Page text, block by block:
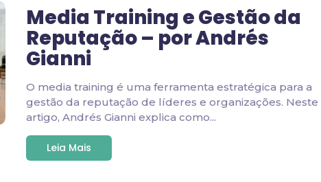
Media Training e Gestão da
Reputação – por Andrés
Gianni
O media training é uma ferramenta estratégica para a
gestão da reputação de líderes e organizações. Neste
artigo, Andrés Gianni explica como...
Leia Mais